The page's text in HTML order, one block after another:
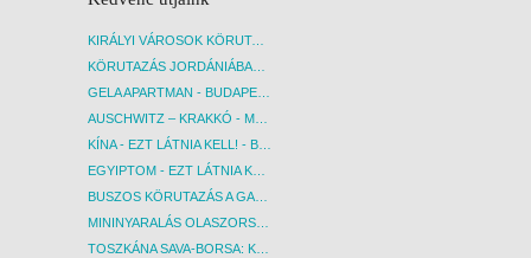
KIRÁLYI VÁROSOK KÖRUTAZÁS KÖZVETLEN REPÜLŐJÁRATTAL - BUDAPEST, REPÜLŐ
KÖRUTAZÁS JORDÁNIÁBAN, HOLT-TENGERI PIHENÉSSEL - BUDAPEST, REPÜLŐ
GELA APARTMAN - BUDAPEST, REPÜLŐ
AUSCHWITZ – KRAKKÓ - MEGRÁZÓ IDŐUTAZÁS! - BUDAPEST, BUSZ
KÍNA - EZT LÁTNIA KELL! - BUDAPEST, REPÜLŐ
EGYIPTOM - EZT LÁTNIA KELL! - BUDAPEST, REPÜLŐ
BUSZOS KÖRUTAZÁS A GARDA-TÓ KÖRNYÉKÉN - BUDAPEST, BUSZ
MININYARALÁS OLASZORSZÁGBAN: ÉSZAK-OLASZ GYÖNGYSZEMEK NYOMÁBAN - BUDAPEST, BUSZ
TOSZKÁNA SAVA-BORSA: KÓSTOLÓK ÉS KULTURÁLIS UTAZÁS - BUDAPEST, BUSZ